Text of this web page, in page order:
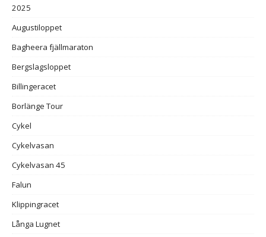
2025
Augustiloppet
Bagheera fjällmaraton
Bergslagsloppet
Billingeracet
Borlänge Tour
Cykel
Cykelvasan
Cykelvasan 45
Falun
Klippingracet
Långa Lugnet